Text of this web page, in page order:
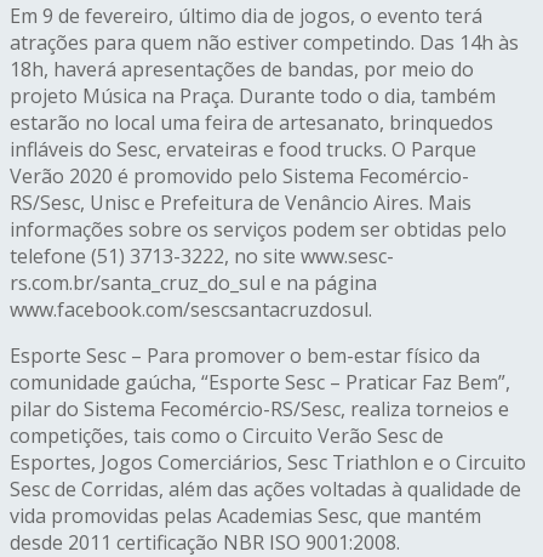
Em 9 de fevereiro, último dia de jogos, o evento terá
atrações para quem não estiver competindo. Das 14h às
18h, haverá apresentações de bandas, por meio do
projeto Música na Praça. Durante todo o dia, também
estarão no local uma feira de artesanato, brinquedos
infláveis do Sesc, ervateiras e food trucks. O Parque
Verão 2020 é promovido pelo Sistema Fecomércio-
RS/Sesc, Unisc e Prefeitura de Venâncio Aires. Mais
informações sobre os serviços podem ser obtidas pelo
telefone (51) 3713-3222, no site www.sesc-
rs.com.br/santa_cruz_do_sul e na página
www.facebook.com/sescsantacruzdosul.
Esporte Sesc – Para promover o bem-estar físico da
comunidade gaúcha, “Esporte Sesc – Praticar Faz Bem”,
pilar do Sistema Fecomércio-RS/Sesc, realiza torneios e
competições, tais como o Circuito Verão Sesc de
Esportes, Jogos Comerciários, Sesc Triathlon e o Circuito
Sesc de Corridas, além das ações voltadas à qualidade de
vida promovidas pelas Academias Sesc, que mantém
desde 2011 certificação NBR ISO 9001:2008.